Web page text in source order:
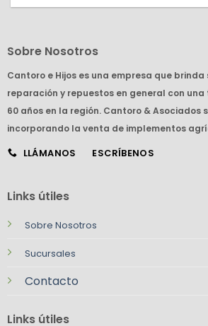
Sobre Nosotros
Cantoro e Hijos es una empresa que brinda
reparación y repuestos en general con
60 años en la región. Cantoro & Asociados
incorporando la venta de implementos
LLÁMANOS ESCRÍBENOS
Links útiles
Sobre Nosotros
Sucursales
Contacto
Links útiles